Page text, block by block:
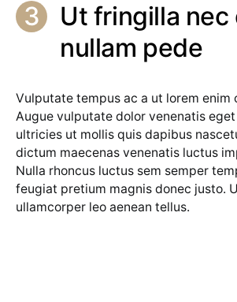
Ut fringilla nec
nullam pede
Vulputate tempus ac a ut lorem enim
Augue vulputate dolor venenatis
ultricies ut mollis quis dapibus
dictum maecenas venenatis luctus
Nulla rhoncus luctus sem semper
feugiat pretium magnis donec justo.
ullamcorper leo aenean tellus.